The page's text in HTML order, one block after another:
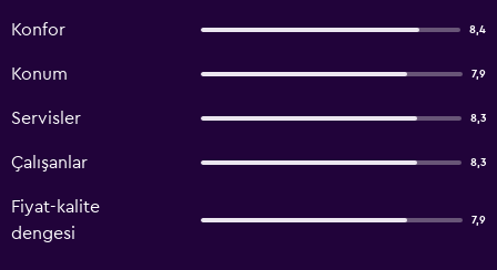
Konfor 8,4
Konum 7,9
Servisler 8,3
Çalışanlar 8,3
Fiyat-kalite
dengesi
7,9